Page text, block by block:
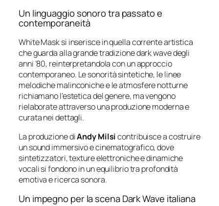
Un linguaggiosonorotrapassatoe
contemporaneità
WhiteMasksi inserisceinquellacorrenteartistica
cheguardaallagrandetradizionedarkwavedegli
anni ’80, reinterpretandolaconunapproccio
contemporaneo. Lesonoritàsintetiche, lelinee
melodichemalinconicheeleatmosferenotturne
richiamanol’esteticadelgenere, mavengono
rielaborateattraversounaproduzionemodernae
curataneidettagli.
La produzionediAndyMilsicontribuisceacostruire
unsoundimmersivoecinematografico,dove
sintetizzatori,textureelettronicheedinamiche
vocalisifondonoinunequilibriotra profondità
emotivaericerca sonora.
Un impegnoperlascenaDarkWave italiana